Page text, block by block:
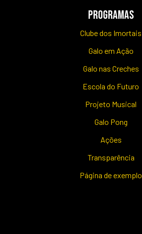
PROGRAMAS
Clube dos Imortais
Galo em Ação
Galo nas Creches
Escola do Futuro
Projeto Musical
Galo Pong
Ações
Transparência
Página de exemplo